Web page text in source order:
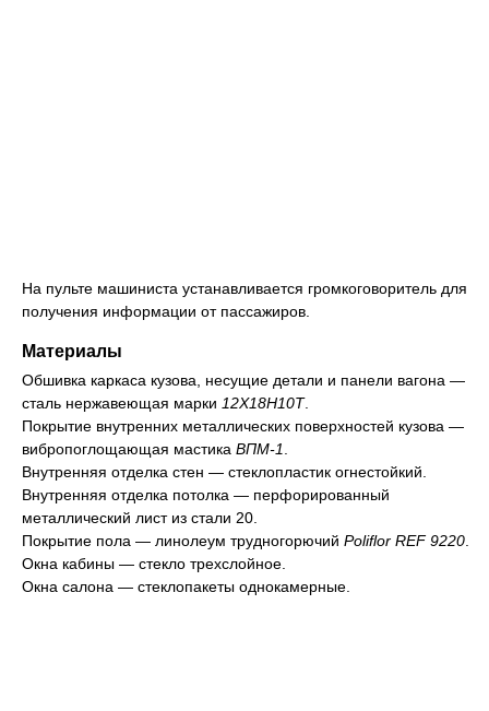
На пульте машиниста устанавливается громкоговоритель для
получения информации от пассажиров.
Материалы
Обшивка каркаса кузова, несущие детали и панели вагона —
сталь нержавеющая марки 12Х18Н10Т.
Покрытие внутренних металлических поверхностей кузова —
вибропоглощающая мастика ВПМ-1
Внутренняя отделка стен — стеклопластик огнестойкий.
Внутренняя отделка потолка — перфорированный
металлический лист из стали 20.
Покрытие пола — линолеум трудногорючий Poliflor REF 9220
Окна кабины — стекло трехслойное.
Окна салона — стеклопакеты однокамерные.